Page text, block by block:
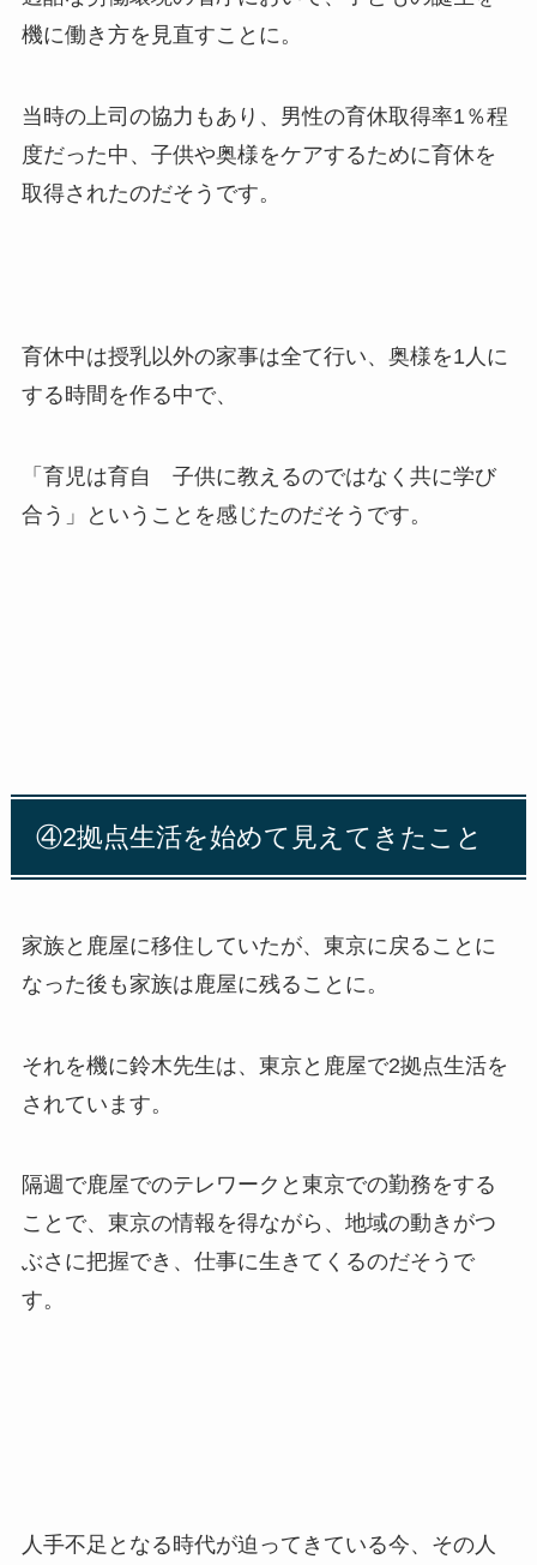
機に働き方を見直すことに。
当時の上司の協力もあり、男性の育休取得率1％程
度だった中、子供や奥様をケアするために育休を
取得されたのだそうです。
育休中は授乳以外の家事は全て行い、奥様を1 人に
する時間を作る中で、
「育児は育自 子供に教えるのではなく共に学び
合う」ということを感じたのだそうです。
④2拠点生活を始めて見えてきたこと
家族と鹿屋に移住していたが、東京に戻ることに
なった後も家族は鹿屋に残ることに。
それを機に鈴木先生は、東京と鹿屋で2拠点生活を
されています。
隔週で鹿屋でのテレワークと東京での勤務をする
ことで、東京の情報を得ながら、地域の動きがつ
ぶさに把握でき、仕事に生きてくるのだそうで
す。
人手不足となる時代が迫ってきている今、その人